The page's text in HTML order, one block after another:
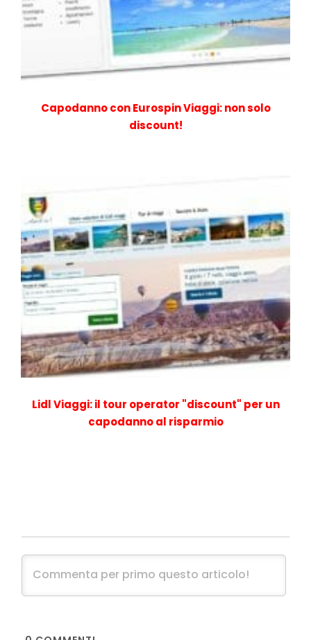
Capodanno con Eurospin Viaggi: non solo
discount!
Lidl Viaggi: il tour operator "discount" per un
capodanno al risparmio